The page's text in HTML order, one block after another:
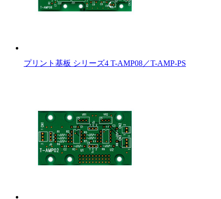
プリント基板 シリーズ4 T-AMP08／T-AMP-PS